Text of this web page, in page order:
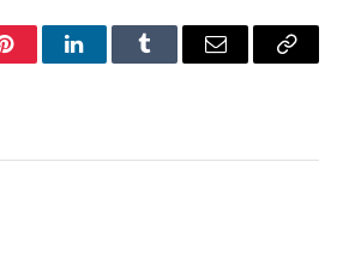
PinterestLinkedInTumblr Email
Copy